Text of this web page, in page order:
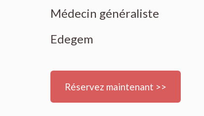
Médecin généraliste
Edegem
Réservez maintenant >>